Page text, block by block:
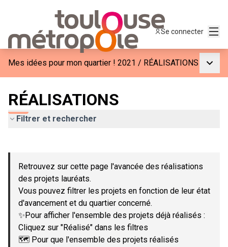
Se connecter
Mes idées pour mon quartier ! 2021 / RÉALISATIONS
RÉALISATIONS
Filtrer et rechercher
−
Retrouvez sur cette page l'avancée des réalisations
des projets lauréats.
Vous pouvez filtrer les projets en fonction de leur état
d'avancement et du quartier concerné.
✨Pour afficher l'ensemble des projets déjà réalisés :
Cliquez sur "Réalisé" dans les filtres
🗺️ Pour que l'ensemble des projets réalisés